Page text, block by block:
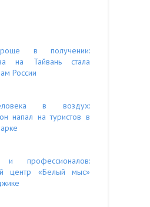
в получении:
на Тайвань стала
России
в воздух:
напал на туристов в
профессионалов:
центр «Белый мыс»